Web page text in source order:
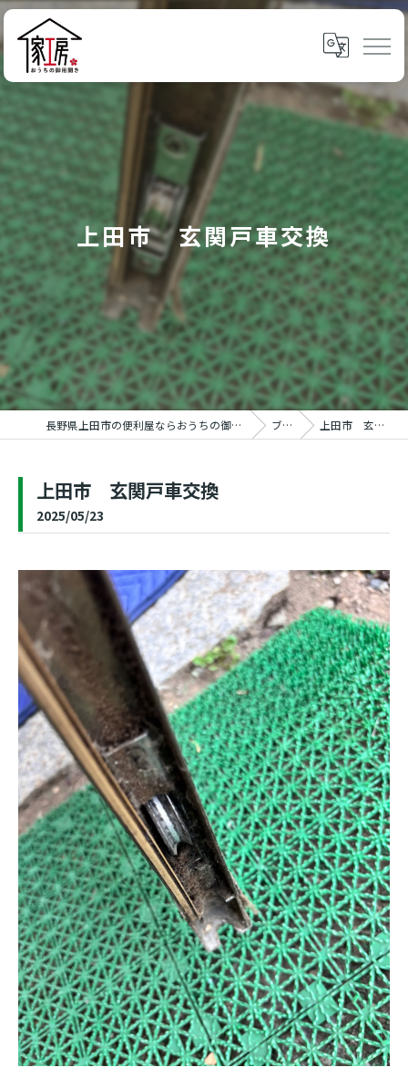
上田市 玄関戸車交換
長野県上田市の便利屋ならおうちの御用聞き家工房 上田塩田店 ブログ 上田市 玄関戸車交換
上田市 玄関戸車交換
2025/05/23